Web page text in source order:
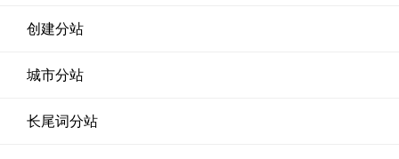
创建分站
城市分站
长尾词分站